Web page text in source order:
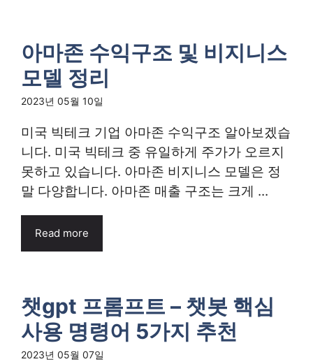
아마존 수익구조 및 비지니스
모델 정리
2023년 05월 10일
미국 빅테크 기업 아마존 수익구조 알아보겠습
니다. 미국 빅테크 중 유일하게 주가가 오르지
못하고 있습니다. 아마존 비지니스 모델은 정
말 다양합니다. 아마존 매출 구조는 크게 ...
Read more
챗gpt 프롬프트 – 챗봇 핵심
사용 명령어 5가지 추천
2023년 05월 07일